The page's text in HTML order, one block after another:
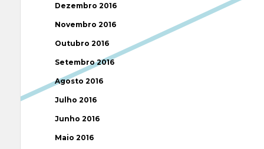
Dezembro 2016
Novembro 2016
Outubro 2016
Setembro 2016
Agosto 2016
Julho 2016
Junho 2016
Maio 2016